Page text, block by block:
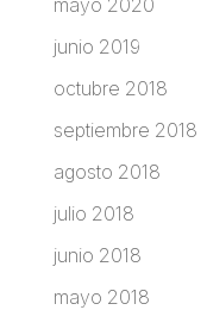
junio 2019
octubre 2018
septiembre 2018
agosto 2018
julio 2018
junio 2018
mayo 2018